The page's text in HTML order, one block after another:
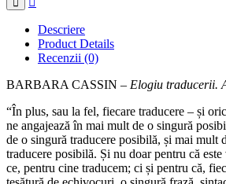
Elogiu
traducerii.
complica
universalul
Descriere
Product Details
Recenzii (0)
BARBARA CASSIN – Elogiu traducerii.
“În plus, sau la fel, fiecare traducere – și
ne angajează în mai mult de o singură
de o singură traducere posibilă, și mai mult
traducere posibilă. Și nu doar pentru că
ce, pentru cine traducem; ci și pentru că,